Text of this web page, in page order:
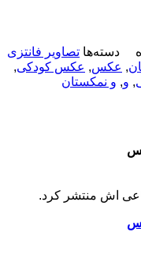
دسته‌ها تصاویر فانتزی
, عکس, عکس کودکی,
, و, و نمکستان
اش منتشر کرد.